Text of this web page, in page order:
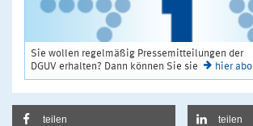
Sie wollen regelmäßig Pressemitteilungen der
DGUV erhalten? Dann können Sie sie
hier
teilen teilen